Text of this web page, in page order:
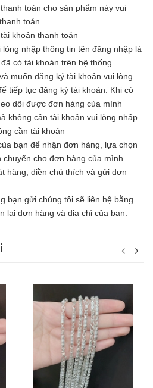
toán cho sản phẩm này vui
toán
khoản thanh toán
nhập thông tin tên đăng nhập là
có tài khoản trên hệ thống
muốn đăng ký tài khoản vui lòng
tiếp tục đăng ký tài khoản. Khi có
dõi được đơn hàng của mình
không cần tài khoản vui lòng nhấp
cần tài khoản
bạn để nhận đơn hàng, lựa chọn
cho đơn hàng của mình
hàng, điền chú thích và gửi đơn
bạn gửi chúng tôi sẽ liên hệ bằng
lại đơn hàng và địa chỉ của bạn.